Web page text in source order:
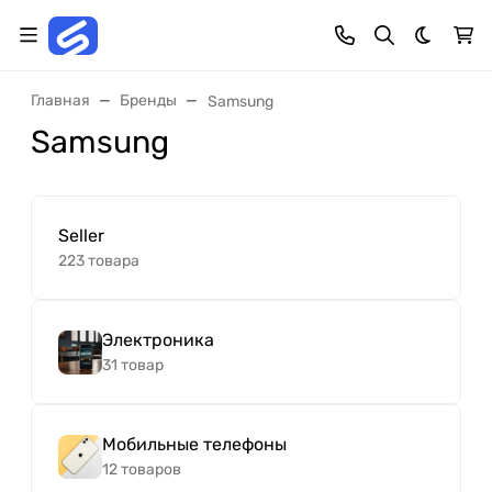
Темная
Главная Бренды Samsung
Samsung
Seller
223 товара
Электроника
31 товар
Мобильные телефоны
12 товаров